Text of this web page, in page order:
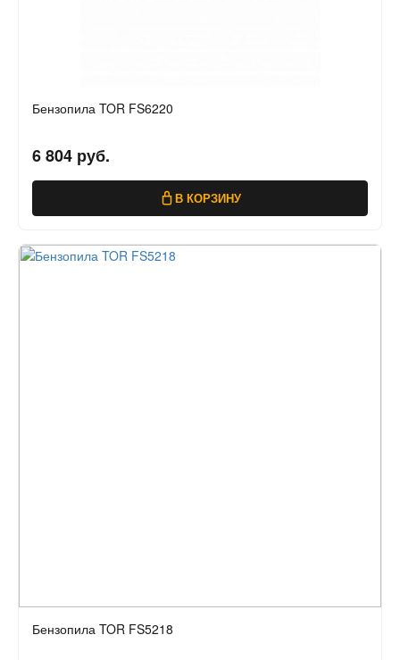
Бензопила TOR FS6220
6 804 руб.
В КОРЗИНУ
Бензопила TOR FS5218